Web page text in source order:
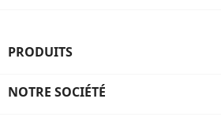
PRODUITS
NOTRE SOCIÉTÉ